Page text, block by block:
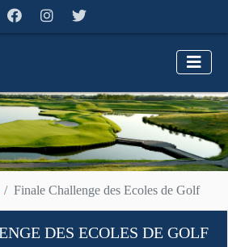
Finale Challenge des Ecoles de Golf
DES ECOLES DE GOLF